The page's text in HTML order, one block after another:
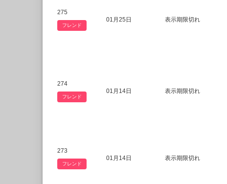
275
フレンド
01月25日 表示期限切れ
274
フレンド
01月14日 表示期限切れ
273
フレンド
01月14日 表示期限切れ